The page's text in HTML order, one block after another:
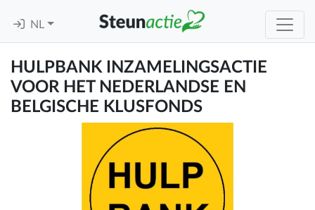
NL
HULPBANK INZAMELINGSACTIE
VOOR HET NEDERLANDSE EN
BELGISCHE KLUSFONDS